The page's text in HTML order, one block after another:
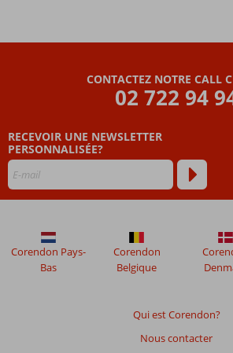
CONTACTEZ NOTRE CALL
02 722 94
RECEVOIR UNE NEWSLETTER
PERSONNALISÉE?
Qui est Corendon?
Nous contacter
Corendon Pays-
Bas
Corendon
Belgique